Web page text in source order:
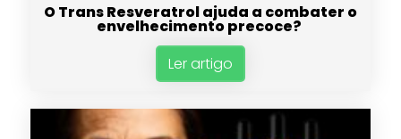
O Trans Resveratrol ajuda a combater o
envelhecimento precoce?
Ler artigo